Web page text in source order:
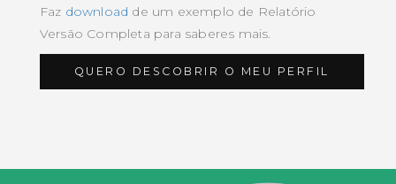
Faz download de um exemplo de Relatório
Versão Completa para saberes mais.
QUERO DESCOBRIR O MEU PERFIL